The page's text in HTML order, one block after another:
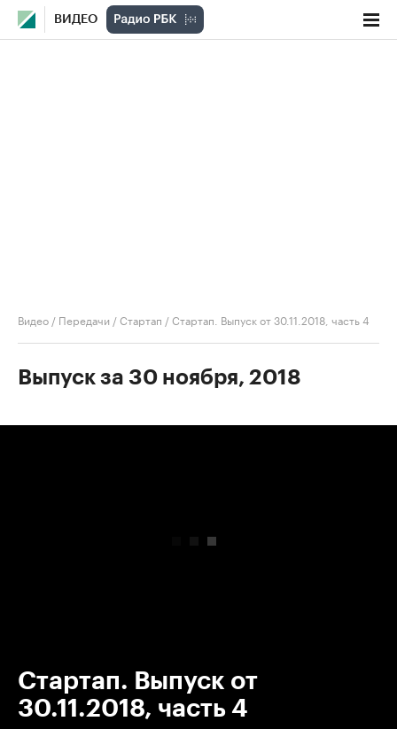
ВИДЕО
Видео / Передачи /Стартап /Стартап. Выпуск от 30.11.2018, часть 4
Выпуск за 30 ноября, 2018
Стартап. Выпуск от
30.11.2018, часть 4